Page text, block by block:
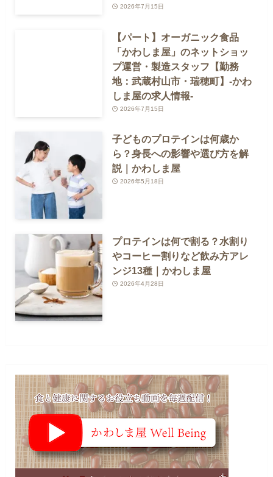
2026年7月15日
【パート】オーガニック食品
「かわしま屋」のネットショッ
プ運営・製造スタッフ【勤務
地：武蔵村山市・瑞穂町】-かわ
しま屋の求人情報-
2026年7月15日
子どものプロテインは何歳か
ら？身長への影響や選び方を解
説｜かわしま屋
2026年5月18日
プロテインは何で割る？水割り
やコーヒー割りなど飲み方アレ
ンジ13種｜かわしま屋
2026年4月28日